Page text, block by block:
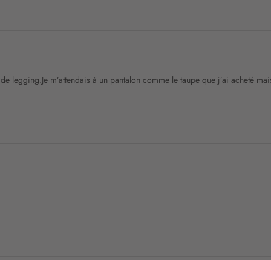
legging.Je m’attendais à un pantalon comme le taupe que j’ai acheté
t